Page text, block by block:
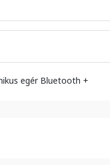
egér Bluetooth +